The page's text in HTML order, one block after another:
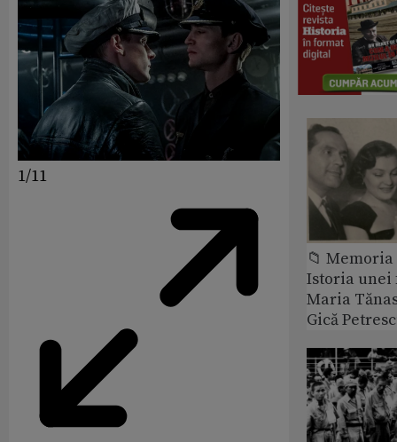
1/11
📁
Istoria
Maria
Gică